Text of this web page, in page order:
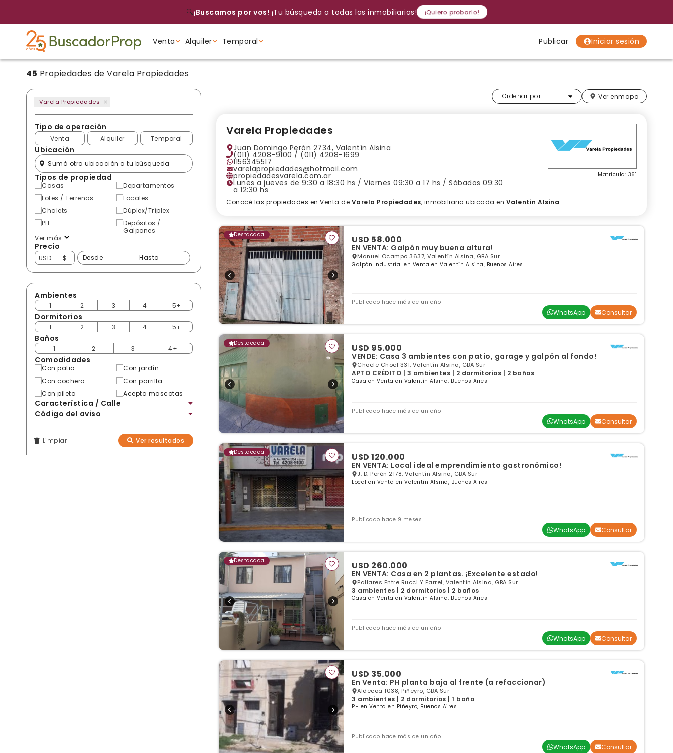
🔍¡Buscamos por vos! ¡Tu búsqueda a todas las inmobiliarias! ¡Quiero probarlo!
Venta
Tipo de propiedad
Alquiler
Tipo de propiedad
Temporal
Tipo de propiedad
Publicar Iniciar sesión
Cancelar Si, eliminar
Gracias
45 Propiedades de Varela Propiedades
Varela Propiedades
Tipo de operación
Venta Alquiler Temporal
Ubicación
Tipos de propiedad
Casas
Departamentos
Lotes / Terrenos
Locales
Chalets
Dúplex/Tríplex
PH
Depósitos /
Galpones
Ver más
Precio
USD $
Ambientes
1 2 3 4 5+
Dormitorios
1 2 3 4 5+
Baños
1 2 3 4+
Comodidades
Con patio
Con jardín
Con cochera
Con parrilla
Con pileta
Acepta mascotas
Característica / Calle
Código del aviso
Limpiar Ver resultados
Ordenar por
Más relevantes Ver enmapa
Varela Propiedades
Juan Domingo Perón 2734, Valentín Alsina
(011) 4208-9100 / (011) 4208-1699
1156345517
varelapropiedades@hotmail.com
propiedadesvarela.com.ar
Lunes a jueves de 9:30 a 18:30 hs / Viernes 09:30 a 17 hs / Sábados 09:30
a 12:30 hs
Matrícula: 361
Conocé las propiedades en Venta de Varela Propiedades, inmobiliaria ubicada en Valentín Alsina.
Destacada USD 58.000
EN VENTA: Galpón muy buena altura!
Manuel Ocampo 3637, Valentín Alsina, GBA Sur
Galpón Industrial en Venta en Valentín Alsina, Buenos Aires
Publicado hace más de un año
WhatsApp Consultar
Destacada USD 95.000
VENDE: Casa 3 ambientes con patio, garage y galpón al fondo!
Choele Choel 331, Valentín Alsina, GBA Sur
APTO CRÉDITO | 3 ambientes | 2 dormitorios | 2 baños
Casa en Venta en Valentín Alsina, Buenos Aires
Publicado hace más de un año
WhatsApp Consultar
Destacada USD 120.000
EN VENTA: Local ideal emprendimiento gastronómico!
J. D. Perón 2178, Valentín Alsina, GBA Sur
Local en Venta en Valentín Alsina, Buenos Aires
Publicado hace 9 meses
WhatsApp Consultar
Destacada USD 260.000
EN VENTA: Casa en 2 plantas. ¡Excelente estado!
Pallares Entre Rucci Y Farrel, Valentín Alsina, GBA Sur
3 ambientes | 2 dormitorios | 2 baños
Casa en Venta en Valentín Alsina, Buenos Aires
Publicado hace más de un año
WhatsApp Consultar
USD 35.000
En Venta: PH planta baja al frente (a refaccionar)
Aldecoa 1038, Piñeyro, GBA Sur
3 ambientes | 2 dormitorios | 1 baño
PH en Venta en Piñeyro, Buenos Aires
Publicado hace más de un año
WhatsApp Consultar